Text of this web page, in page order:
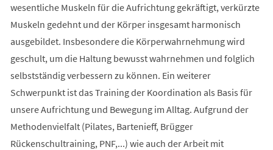
wesentliche Muskeln für die Aufrichtung gekräftigt, verkürzte
Muskeln gedehnt und der Körper insgesamt harmonisch
ausgebildet. Insbesondere die Körperwahrnehmung wird
geschult, um die Haltung bewusst wahrnehmen und folglich
selbstständig verbessern zu können. Ein weiterer
Schwerpunkt ist das Training der Koordination als Basis für
unsere Aufrichtung und Bewegung im Alltag. Aufgrund der
Methodenvielfalt (Pilates, Bartenieff, Brügger
Rückenschultraining, PNF,...) wie auch der Arbeit mit